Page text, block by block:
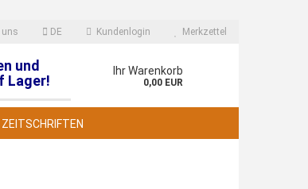
uns DE Kundenlogin Merkzettel
und
Lager!
Ihr Warenkorb
0,00 EUR
ZEITSCHRIFTEN